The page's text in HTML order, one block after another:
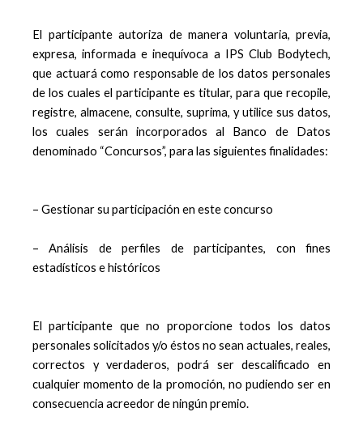
El participante autoriza de manera voluntaria, previa,
expresa, informada e inequívoca a IPS Club Bodytech,
que actuará como responsable de los datos personales
de los cuales el participante es titular, para que recopile,
registre, almacene, consulte, suprima, y utilice sus datos,
los cuales serán incorporados al Banco de Datos
denominado “Concursos”, para las siguientes finalidades:
– Gestionar su participación en este concurso
– Análisis de perfiles de participantes, con fines
estadísticos e históricos
El participante que no proporcione todos los datos
personales solicitados y/o éstos no sean actuales, reales,
correctos y verdaderos, podrá ser descalificado en
cualquier momento de la promoción, no pudiendo ser en
consecuencia acreedor de ningún premio.